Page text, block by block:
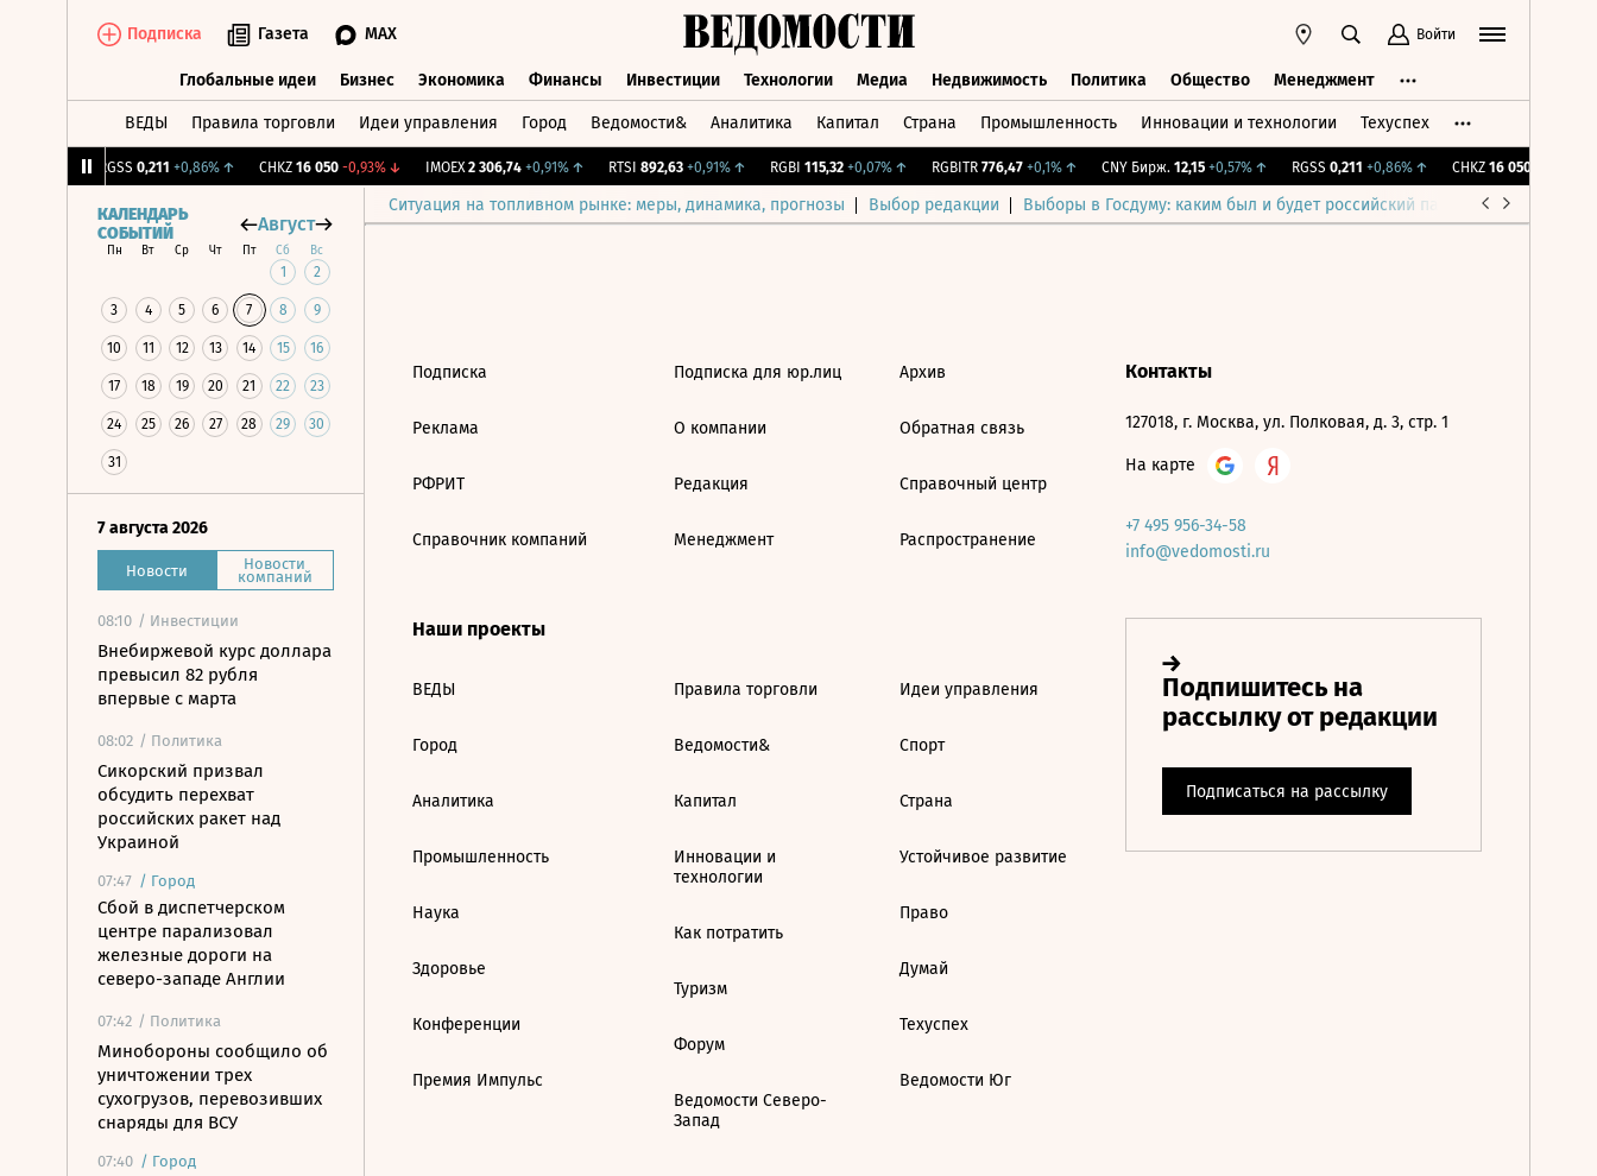
Подписка Газета MAX Войти
Глобальные идеи Бизнес Экономика Финансы Инвестиции Технологии Медиа Недвижимость Политика Общество Менеджмент
ВЕДЫ Правила торговли Идеи управления Город Ведомости& Аналитика Капитал Страна Промышленность Инновации и технологии Техуспех
RGSS 0,211 +0,86%↑ CHKZ 16 050 -0,93%↓ IMOEX 2 306,74 +0,91%↑ RTSI 892,63 +0,91%↑ RGBI 115,32 +0,07%↑ RGBITR 776,47 +0,1%↑ CNY Бирж. 12,15 +0,57%↑ RGSS 0,211 +0,86%↑ CHKZ 16 050 -0,93%
Ситуация на топливном рынке: меры, динамика, прогнозы Выбор редакции Выборы в Госдуму: каким был и будет российский парламент
КАЛЕНДАРЬ
СОБЫТИЙ
Август
Пн Вт Ср Чт Пт Сб Вс
1 2
3 4 5 6 7 8 9
10 11 12 13 14 15 16
17 18 19 20 21 22 23
24 25 26 27 28 29 30
31
7 августа 2026
Новости Новости
компаний
08:10 / Инвестиции
Внебиржевой курс доллара
превысил 82 рубля
впервые с марта
08:02 / Политика
Сикорский призвал
обсудить перехват
российских ракет над
Украиной
07:47 / Город
Сбой в диспетчерском
центре парализовал
железные дороги на
северо-западе Англии
07:42 / Политика
Минобороны сообщило об
уничтожении трех
сухогрузов, перевозивших
снаряды для ВСУ
07:40 / Город
Подписка
Реклама
РФРИТ
Справочник компаний
Подписка для юр.лиц
О компании
Редакция
Менеджмент
Архив
Обратная связь
Справочный центр
Распространение
Наши проекты
ВЕДЫ
Город
Аналитика
Промышленность
Наука
Здоровье
Конференции
Премия Импульс
Правила торговли
Ведомости&
Капитал
Инновации и
технологии
Как потратить
Туризм
Форум
Ведомости Северо-
Запад
Идеи управления
Спорт
Страна
Устойчивое развитие
Право
Думай
Техуспех
Ведомости Юг
Контакты
127018, г. Москва, ул. Полковая, д. 3, стр. 1
На карте
+7 495 956-34-58
info@vedomosti.ru